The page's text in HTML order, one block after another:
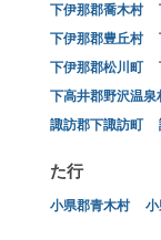
下伊那郡喬木村
下伊那郡豊丘村
下伊那郡松川町
下高井郡野沢温泉
諏訪郡下諏訪町
た行
小県郡青木村